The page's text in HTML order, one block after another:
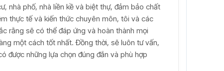
nhà phố, nhà liền kề và biệt thự, đảm bảo chất
thực tế và kiến thức chuyên môn, tôi và các
rằng sẽ có thể đáp ứng và hoàn thành mọi
một cách tốt nhất. Đồng thời, sẽ luôn tư vấn,
được những lựa chọn đúng đắn và phù hợp